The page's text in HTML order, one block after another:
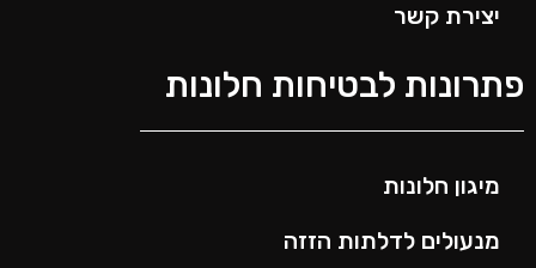
יצירת קשר
פתרונות לבטיחות חלונות
מיגון חלונות
מנעולים לדלתות הזזה